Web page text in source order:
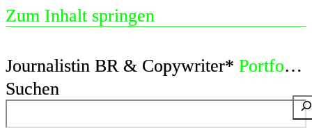
Zum Inhalt springen
Journalistin BR & Copywriter* Portfolio
Suchen